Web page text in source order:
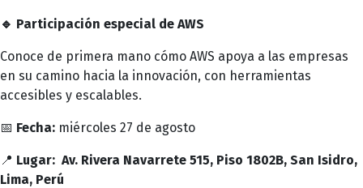
🔹 Participación especial de AWS
Conoce de primera mano cómo AWS apoya a las empresas
en su camino hacia la innovación, con herramientas
accesibles y escalables.
📅 Fecha: miércoles 27 de agosto
📍 Lugar: Av. Rivera Navarrete 515, Piso 1802B, San Isidro,
Lima, Perú